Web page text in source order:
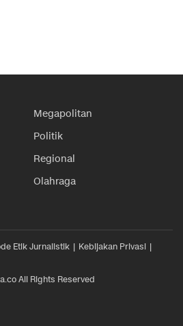
Megapolitan
Politik
Regional
Olahraga
Etik Jurnalistik
Kebijakan Privasi
All Rights Reserved